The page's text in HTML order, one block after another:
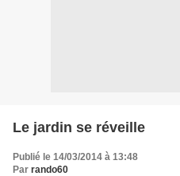
Le jardin se réveille
Publié le 14/03/2014 à 13:48
Par rando60